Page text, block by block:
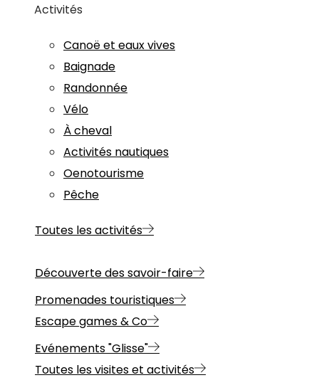
Activités
Canoë et eaux vives
Baignade
Randonnée
Vélo
À cheval
Activités nautiques
Oenotourisme
Pêche
Toutes les activités
Découverte des savoir-faire
Promenades touristiques
Escape games & Co
Evénements "Glisse"
Toutes les visites et activités